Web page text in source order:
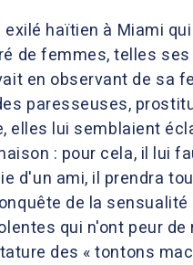
haïtien à Miami
de femmes, telles
en observant de sa
paresseuses,
elles lui semblaient
: pour cela, il lui
d'un ami, il prendra
de la
qui n'ont peur
des « tontons